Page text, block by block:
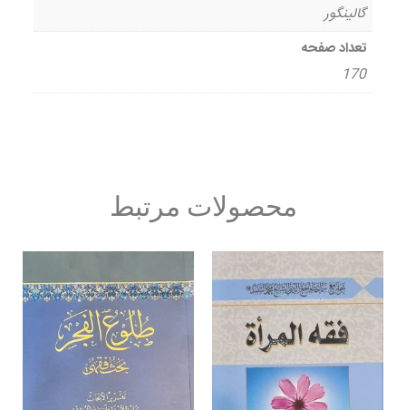
گالینگور
تعداد صفحه
170
محصولات مرتبط